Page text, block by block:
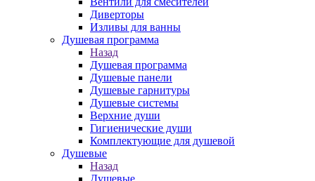
Диверторы
Изливы для ванны
Душевая программа
Назад
Душевая программа
Душевые панели
Душевые гарнитуры
Душевые системы
Верхние души
Гигиенические души
Комплектующие для душевой
Душевые
Назад
Душевые